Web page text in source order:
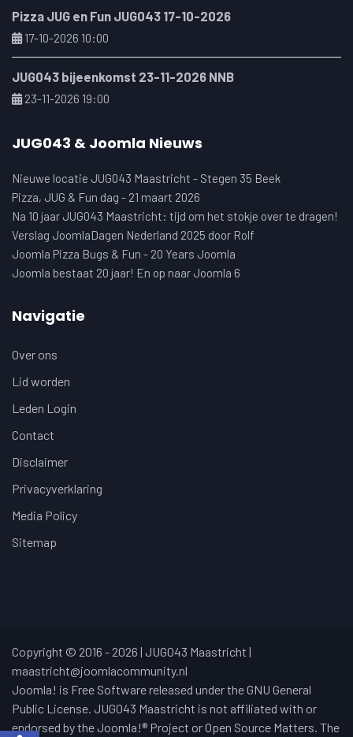
Pizza JUG en Fun JUG043 17-10-2026
17-10-2026 10:00
JUG043 bijeenkomst 23-11-2026 NNB
23-11-2026 19:00
JUG043 & Joomla Nieuws
Nieuwe locatie JUG043 Maastricht - Stegen 35 Beek
Pizza, JUG & Fun dag - 21 maart 2026
Na 10 jaar JUG043 Maastricht: tijd om het stokje over te dragen!
Verslag JoomlaDagen Nederland 2025 door Rolf
Joomla Pizza Bugs & Fun - 20 Years Joomla
Joomla bestaat 20 jaar! En op naar Joomla 6
Navigatie
Over ons
Lid worden
Leden Login
Contact
Disclaimer
Privacyverklaring
Media Policy
Sitemap
Copyright © 2016 - 2026 | JUG043 Maastricht |
maastricht@joomlacommunity.nl
Joomla! is Free Software released under the GNU General
Public License. JUG043 Maastricht is not affiliated with or
endorsed by the Joomla!® Project or Open Source Matters. The